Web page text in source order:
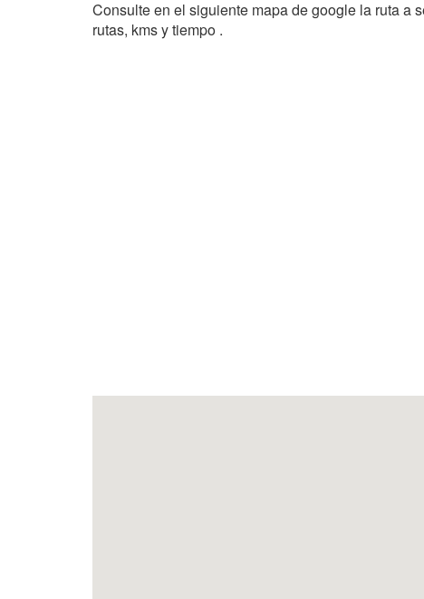
Consulte en el siguiente mapa de google la ruta a
rutas, kms y tiempo .